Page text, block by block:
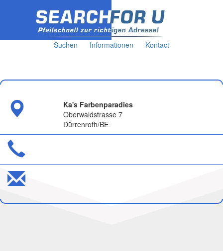
Suchen Informationen Kontact
Ka's Farbenparadies
Oberwaldstrasse 7
Dürrenroth/BE